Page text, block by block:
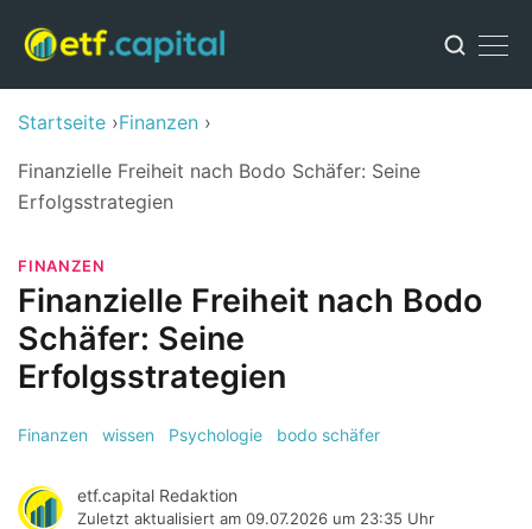
Startseite Finanzen
Finanzielle Freiheit nach Bodo Schäfer: Seine
Erfolgsstrategien
FINANZEN
Finanzielle Freiheit nach Bodo
Schäfer: Seine
Erfolgsstrategien
Finanzen wissen Psychologie bodo schäfer
etf.capital Redaktion
Zuletzt aktualisiert am 09.07.2026 um 23:35 Uhr